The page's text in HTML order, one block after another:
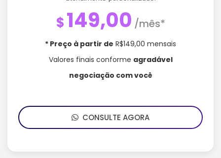
$149,00 /mês*
* Preço à partir de R$149,00 mensais
Valores finais conforme agradável
negociação com você
CONSULTE AGORA